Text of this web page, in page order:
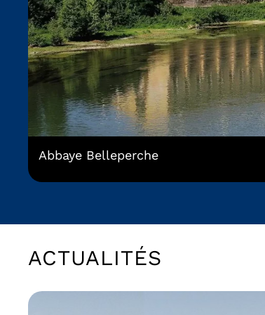
Abbaye Belleperche
ACTUALITÉS